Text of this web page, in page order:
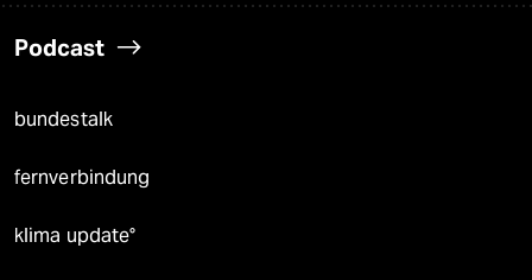
Podcast
bundestalk
fernverbindung
klima update°